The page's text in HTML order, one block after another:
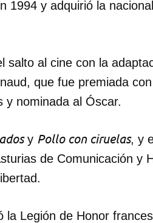
1994 y adquirió la
salto al cine con la
que fue premiada
y nominada al Óscar.
y Pollo con ciruelas, y
de Comunicación y
Legión de Honor